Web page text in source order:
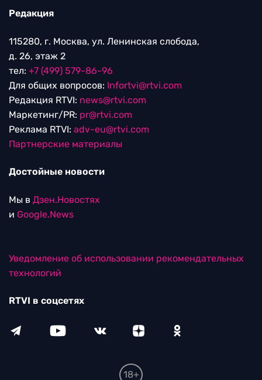
Редакция
115280, г. Москва, ул. Ленинская слобода,
д. 26, этаж 2
тел: +7 (499) 579-86-96
Для общих вопросов: Infortvi@rtvi.com
Редакция RTVI: news@rtvi.com
Маркетинг/PR: pr@rtvi.com
Реклама RTVI: adv-eu@rtvi.com
Партнерские материалы
Достойные новости
Мы в Дзен.Новостях
и Google.News
Уведомление об использовании рекомендательных
технологий
RTVI в соцсетях
18+